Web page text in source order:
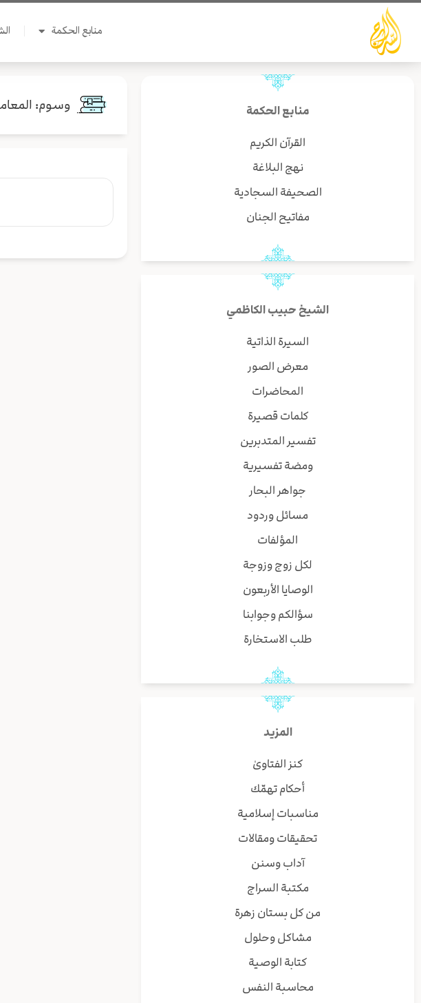
تخطي
المحتوى
منابع الحكمة
منابع الحكمة
القرآن الكريم
نهج البلاغة
الصحيفة السجادية
مفاتيح الجنان
الشيخ حبيب الكاظمي
السيرة الذاتية
معرض الصور
المحاضرات
كلمات قصيرة
تفسير المتدبرين
ومضة تفسيرية
جواهر البحار
مسائل وردود
المؤلفات
لكل زوج وزوجة
الوصايا الأربعون
سؤالكم وجوابنا
طلب الاستخارة
المزيد
كنز الفتاوىٰ
أحكام تهمّك
مناسبات إسلامية
تحقيقات ومقالات
آداب وسنن
مكتبة السراج
من كل بستان زهرة
مشاكل وحلول
كتابة الوصية
محاسبة النفس
وسوم: